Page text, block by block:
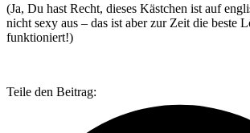
(Ja, Du hast Recht, dieses Kästchen ist auf
nicht sexy aus – das ist aber zur Zeit die beste
funktioniert!)
Teile den Beitrag: